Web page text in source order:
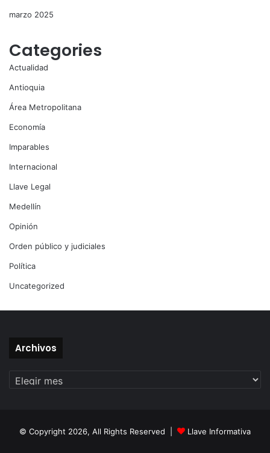
marzo 2025
Categories
Actualidad
Antioquia
Área Metropolitana
Economía
Imparables
Internacional
Llave Legal
Medellín
Opinión
Orden público y judiciales
Política
Uncategorized
Archivos
© Copyright 2026, All Rights Reserved | Llave Informativa